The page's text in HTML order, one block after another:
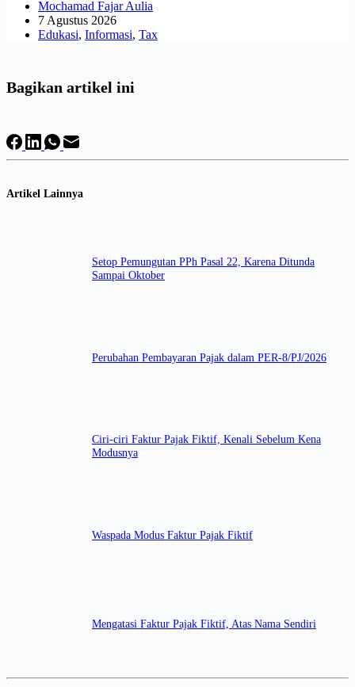
Mochamad Fajar Aulia
7 Agustus 2026
Edukasi, Informasi, Tax
Bagikan artikel ini
Artikel Lainnya
Setop Pemungutan PPh Pasal 22, Karena Ditunda
Sampai Oktober
Perubahan Pembayaran Pajak dalam PER-8/PJ/2026
Ciri-ciri Faktur Pajak Fiktif, Kenali Sebelum Kena
Modusnya
Waspada Modus Faktur Pajak Fiktif
Mengatasi Faktur Pajak Fiktif, Atas Nama Sendiri